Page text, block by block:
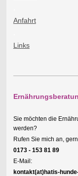
Anfahrt
Links
Sie möchten die
werden?
Rufen Sie mich an,
0173 - 153 81 89
E-Mail:
kontakt(at)hatis-